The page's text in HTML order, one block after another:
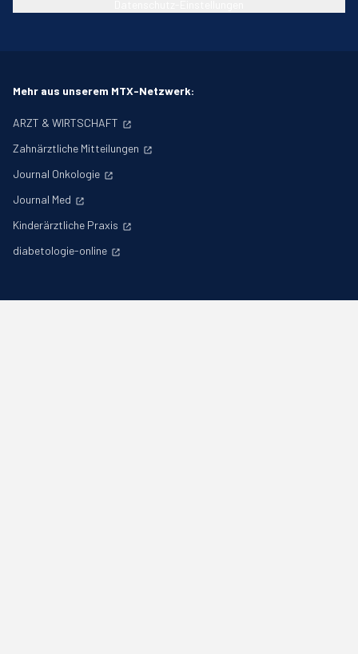
Mehr aus unserem MTX-Netzwerk:
ARZT & WIRTSCHAFT
Zahnärztliche Mitteilungen
Journal Onkologie
Journal Med
Kinderärztliche Praxis
diabetologie-online